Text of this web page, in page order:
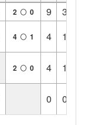
2 0 9 3
4 1 4 1
2 0 4 1
0 0